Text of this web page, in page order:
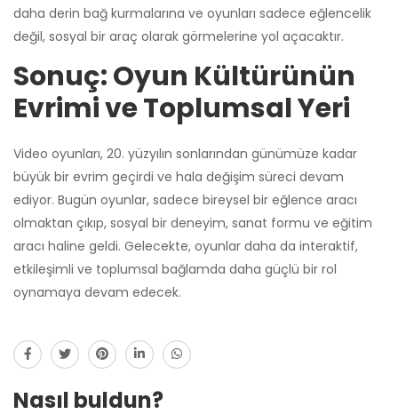
daha derin bağ kurmalarına ve oyunları sadece eğlencelik
değil, sosyal bir araç olarak görmelerine yol açacaktır.
Sonuç: Oyun Kültürünün
Evrimi ve Toplumsal Yeri
Video oyunları, 20. yüzyılın sonlarından günümüze kadar
büyük bir evrim geçirdi ve hala değişim süreci devam
ediyor. Bugün oyunlar, sadece bireysel bir eğlence aracı
olmaktan çıkıp, sosyal bir deneyim, sanat formu ve eğitim
aracı haline geldi. Gelecekte, oyunlar daha da interaktif,
etkileşimli ve toplumsal bağlamda daha güçlü bir rol
oynamaya devam edecek.
Nasıl buldun?